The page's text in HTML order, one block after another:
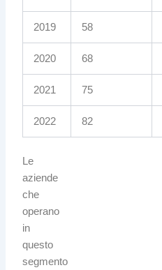
2019 58
2020 68
2021 75
2022 82
Le
aziende
che
operano
in
questo
segmento